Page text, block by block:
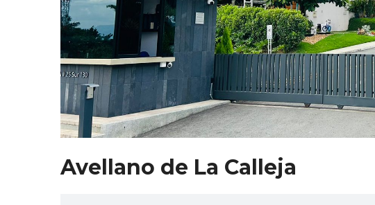
Avellano de La Calleja